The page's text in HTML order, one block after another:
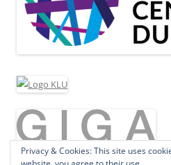
Privacy & Cookies: This site uses